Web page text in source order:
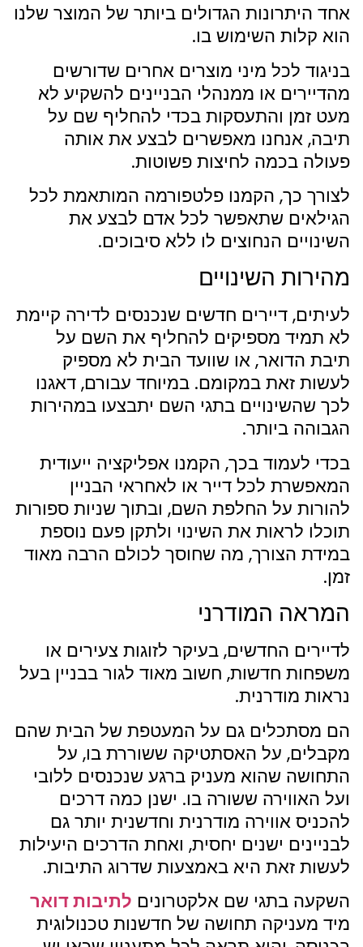
אחד היתרונות הגדולים ביותר של המוצר שלנו
הוא קלות השימוש בו.
בניגוד לכל מיני מוצרים אחרים שדורשים
מהדיירים או ממנהלי הבניינים להשקיע לא
מעט זמן והתעסקות בכדי להחליף שם על
תיבה, אנחנו מאפשרים לבצע את אותה
פעולה בכמה לחיצות פשוטות.
לצורך כך, הקמנו פלטפורמה המותאמת לכל
הגילאים שתאפשר לכל אדם לבצע את
השינויים הנחוצים לו ללא סיבוכים.
מהירות השינויים
לעיתים, דיירים חדשים שנכנסים לדירה קיימת
לא תמיד מספיקים להחליף את השם על
תיבת הדואר, או שוועד הבית לא מספיק
לעשות זאת במקומם. במיוחד עבורם, דאגנו
לכך שהשינויים בתגי השם יתבצעו במהירות
הגבוהה ביותר.
בכדי לעמוד בכך, הקמנו אפליקציה ייעודית
המאפשרת לכל דייר או לאחראי הבניין
להורות על החלפת השם, ובתוך שניות ספורות
תוכלו לראות את השינוי ולתקן פעם נוספת
במידת הצורך, מה שחוסך לכולם הרבה מאוד
זמן.
המראה המודרני
לדיירים החדשים, בעיקר לזוגות צעירים או
משפחות חדשות, חשוב מאוד לגור בבניין בעל
נראות מודרנית.
הם מסתכלים גם על המעטפת של הבית שהם
מקבלים, על האסתטיקה ששוררת בו, על
התחושה שהוא מעניק ברגע שנכנסים ללובי
ועל האווירה ששורה בו. ישנן כמה דרכים
להכניס אווירה מודרנית וחדשנית יותר גם
לבניינים ישנים יחסית, ואחת הדרכים היעילות
לעשות זאת היא באמצעות שדרוג התיבות.
השקעה בתגי שם אלקטרונים לתיבות דואר
מיד מעניקה תחושה של חדשנות טכנולוגית